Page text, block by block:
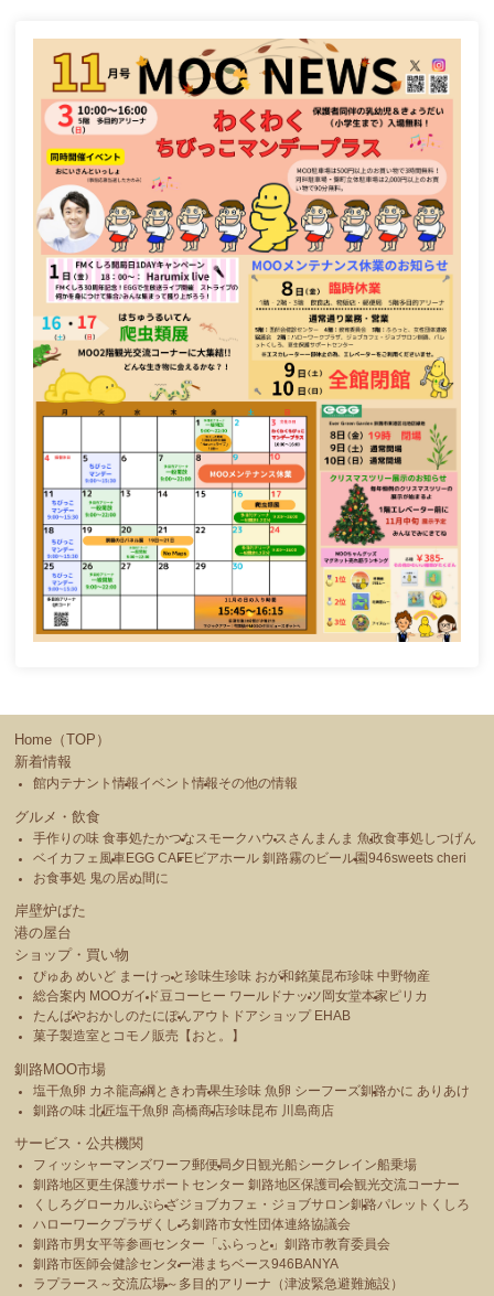
Home（TOP）
新着情報
館内テナント情報イベント情報その他の情報
グルメ・飲食
手作りの味 食事処たかつな スモークハウス さんまんま 魚政食事処しつげん
ベイカフェ風車EGG CAFEビアホール 釧路霧のビール園946sweets cheri
お食事処 鬼の居ぬ間に
岸壁炉ばた
港の屋台
ショップ・買い物
ぴゅあ めいど まーけっと珍味生珍味 おが和銘菓昆布珍味 中野物産
総合案内 MOOガイド豆コーヒー ワールドナッツ 岡女堂本家 ピリカ
たんばやおかしのたにぽんアウトドアショップ EHAB
菓子製造室とコモノ販売【おと。】
釧路MOO市場
塩干魚卵 カネ龍高綱 ときわ青果生珍味 魚卵 シーフーズ釧路かに ありあけ
釧路の味 北匠塩干魚卵 高橋商店珍味昆布 川島商店
サービス・公共機関
フィッシャーマンズワーフ郵便局夕日観光船シークレイン船乗場
釧路地区更生保護サポートセンター 釧路地区保護司会観光交流コーナー
くしろグローカルぷらざジョブカフェ・ジョブサロン釧路パレットくしろ
ハローワークプラザくしろ釧路市女性団体連絡協議会
釧路市男女平等参画センター「ふらっと」釧路市教育委員会
釧路市医師会健診センター港まちベース946BANYA
ラプラース～交流広場～ 多目的アリーナ（津波緊急避難施設）